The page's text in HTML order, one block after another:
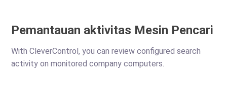
Pemantauan aktivitas Mesin Pencari
With CleverControl, you can review configured search
activity on monitored company computers.